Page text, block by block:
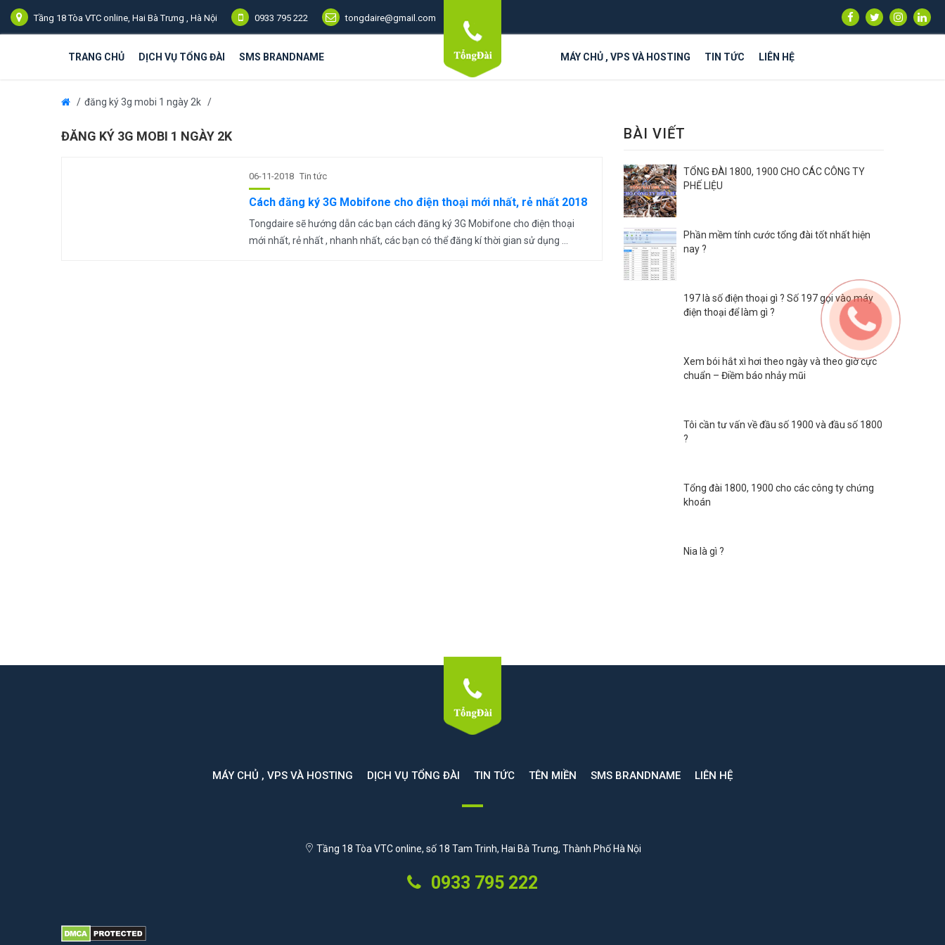
Tầng 18 Tòa VTC online, Hai Bà Trưng , Hà Nội 0933 795 222 tongdaire@gmail.com
TRANG CHỦ DỊCH VỤ TỔNG ĐÀI SMS BRANDNAME MÁY CHỦ , VPS VÀ HOSTING TIN TỨC LIÊN HỆ
đăng ký 3g mobi 1 ngày 2k
ĐĂNG KÝ 3G MOBI 1 NGÀY 2K
06-11-2018 Tin tức
Cách đăng ký 3G Mobifone cho điện thoại mới nhất, rẻ nhất 2018
Tongdaire sẽ hướng dẫn các bạn cách đăng ký 3G Mobifone cho điện thoại
mới nhất, rẻ nhất , nhanh nhất, các bạn có thể đăng kí thời gian sử dụng ...
BÀI VIẾT
TỔNG ĐÀI 1800, 1900 CHO CÁC CÔNG TY
PHẾ LIỆU
Phần mềm tính cước tổng đài tốt nhất hiện
nay ?
197 là số điện thoại gì ? Số 197 gọi vào máy
điện thoại để làm gì ?
Xem bói hắt xì hơi theo ngày và theo giờ cực
chuẩn – Điềm báo nhảy mũi
Tôi cần tư vấn về đầu số 1900 và đầu số 1800
?
Tổng đài 1800, 1900 cho các công ty chứng
khoán
Nia là gì ?
MÁY CHỦ , VPS VÀ HOSTING DỊCH VỤ TỔNG ĐÀI TIN TỨC TÊN MIỀN SMS BRANDNAME LIÊN HỆ
Tầng 18 Tòa VTC online, số 18 Tam Trinh, Hai Bà Trưng, Thành Phố Hà Nội
0933 795 222